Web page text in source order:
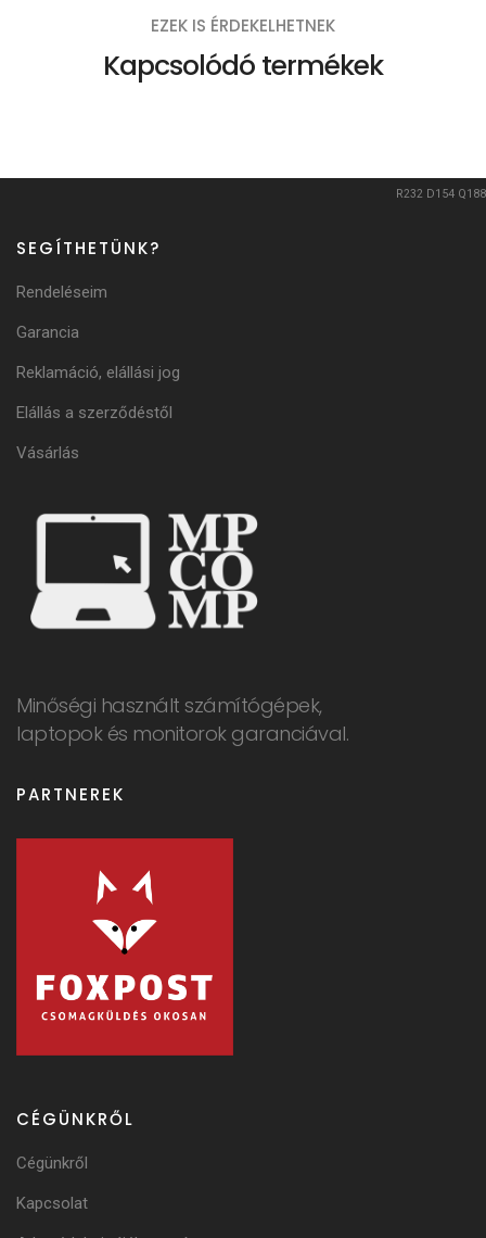
EZEK IS ÉRDEKELHETNEK
Kapcsolódó termékek
R232 D154 Q188
Minőségi használt számítógépek,
laptopok és monitorok garanciával.
CÉGÜNKRŐL
Cégünkről
Kapcsolat
SEGÍTHETÜNK?
Rendeléseim
Garancia
Reklamáció, elállási jog
Elállás a szerződéstől
Vásárlás
PARTNEREK